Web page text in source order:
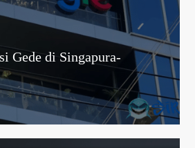
Gede di Singapura-